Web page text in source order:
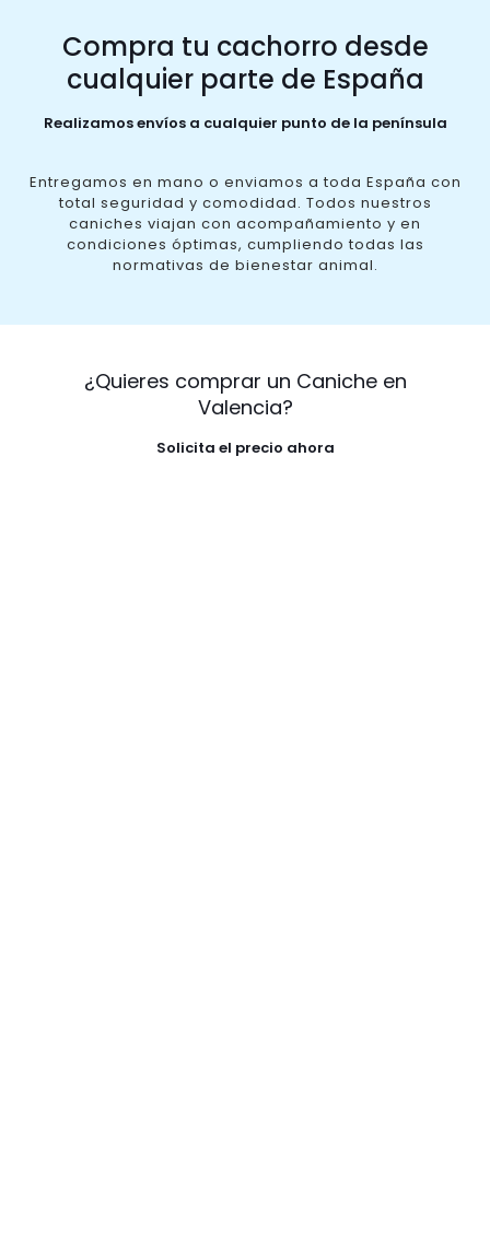
Compra tu cachorro desde
cualquier parte de España
Realizamos envíos a cualquier punto de la península
Entregamos en mano o enviamos a toda España con
total seguridad y comodidad. Todos nuestros
caniches viajan con acompañamiento y en
condiciones óptimas, cumpliendo todas las
normativas de bienestar animal.
¿Quieres comprar un Caniche en
Valencia?
Solicita el precio ahora